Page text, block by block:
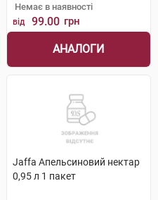
Немає в наявності
від 99.00 грн
АНАЛОГИ
Jaffa Апельсиновий нектар
0,95 л 1 пакет